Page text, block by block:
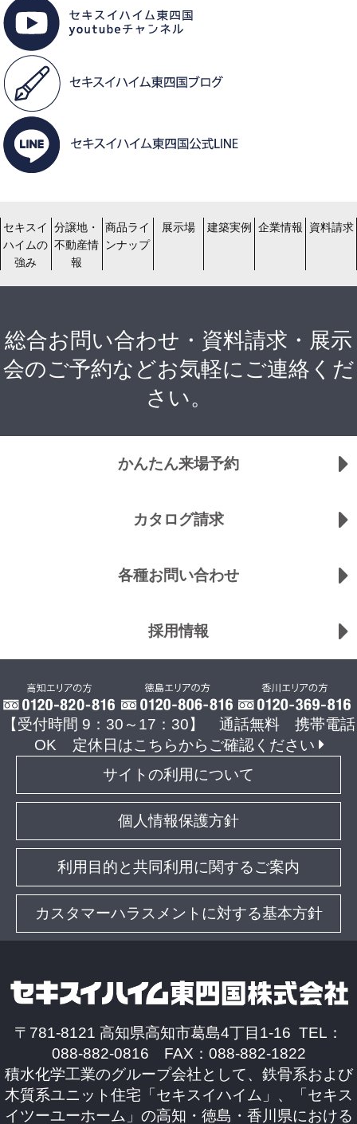
セキスイ
ハイムの
強み
分譲地・
不動産情
報
商品ライ
ンナップ
展示場 建築実例 企業情報 資料請求
総合お問い合わせ・資料請求・展示
会のご予約などお気軽にご連絡くだ
さい。
かんたん来場予約
カタログ請求
各種お問い合わせ
採用情報
【受付時間 9：30～17：30】 通話無料 携帯電話
OK
定休日はこちらからご確認ください
サイトの利用について
個人情報保護方針
利用目的と共同利用に関するご案内
カスタマーハラスメントに対する基本方針
〒781-8121 高知県高知市葛島4丁目1-16 TEL：
088-882-0816 FAX：088-882-1822
積水化学工業のグループ会社として、鉄骨系および
木質系ユニット住宅「セキスイハイム」、「セキス
イツーユーホーム」の高知・徳島・香川県における